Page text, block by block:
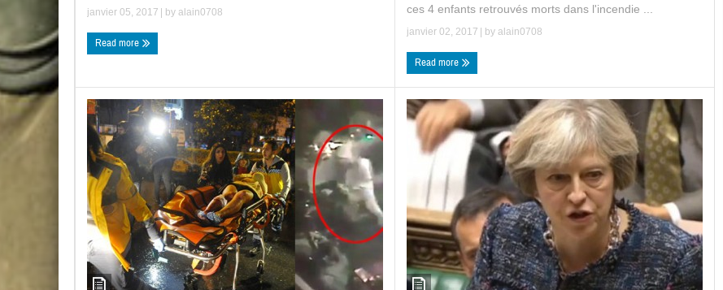
janvier 05, 2017 | by alain0708
Read more
ces 4 enfants retrouvés morts dans l'incendie ...
janvier 02, 2017 | by alain0708
Read more